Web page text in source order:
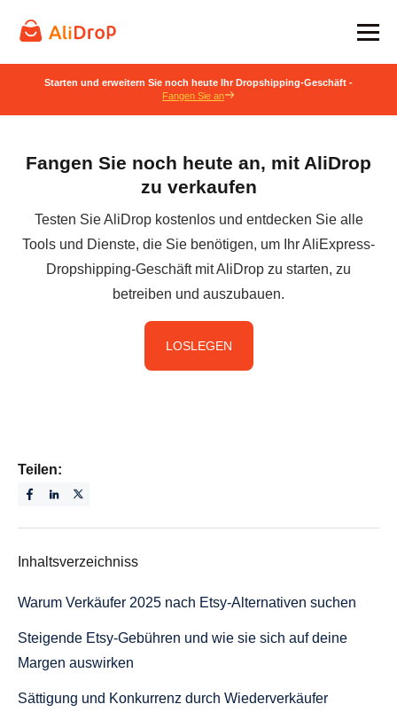
Starten und erweitern Sie noch heute Ihr Dropshipping-Geschäft -
Fangen Sie an
Fangen Sie noch heute an, mit AliDrop
zu verkaufen
Testen Sie AliDrop kostenlos und entdecken Sie alle
Tools und Dienste, die Sie benötigen, um Ihr AliExpress-
Dropshipping-Geschäft mit AliDrop zu starten, zu
betreiben und auszubauen.
LOSLEGEN
Teilen:
Inhaltsverzeichniss
Warum Verkäufer 2025 nach Etsy-Alternativen suchen
Steigende Etsy-Gebühren und wie sie sich auf deine
Margen auswirken
Sättigung und Konkurrenz durch Wiederverkäufer